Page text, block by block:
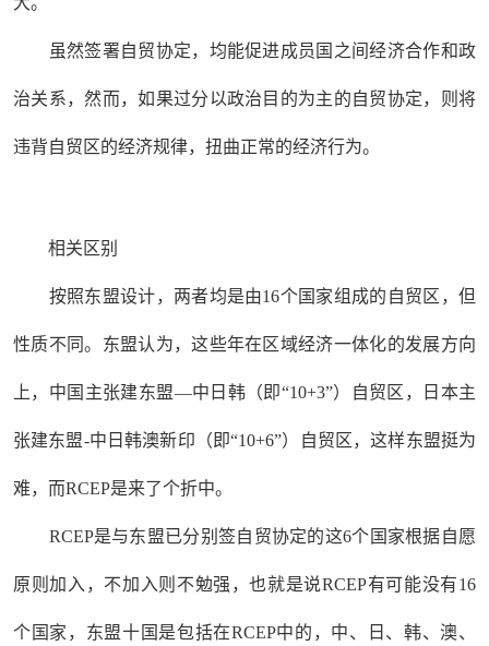
虽然签署自贸协定，均能促进成员国之间经济合作和政
治关系，然而，如果过分以政治目的为主的自贸协定，则将
违背自贸区的经济规律，扭曲正常的经济行为。
相关区别
按照东盟设计，两者均是由16个国家组成的自贸区，但
性质不同。东盟认为，这些年在区域经济一体化的发展方向
上，中国主张建东盟—中日韩（即“10+3”）自贸区，日本主
张建东盟-中日韩澳新印（即“10+6”）自贸区，这样东盟挺为
难，而RCEP是来了个折中。
RCEP是与东盟已分别签自贸协定的这6个国家根据自愿
原则加入，不加入则不勉强，也就是说RCEP有可能没有16
个国家，东盟十国是包括在RCEP中的，中、日、韩、澳、